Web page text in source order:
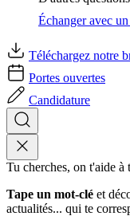
Échanger avec
Téléchargez notre
Portes ouvertes
Candidature
Tu cherches, on t'aide à
Tape un mot-clé et
actualités... qui te